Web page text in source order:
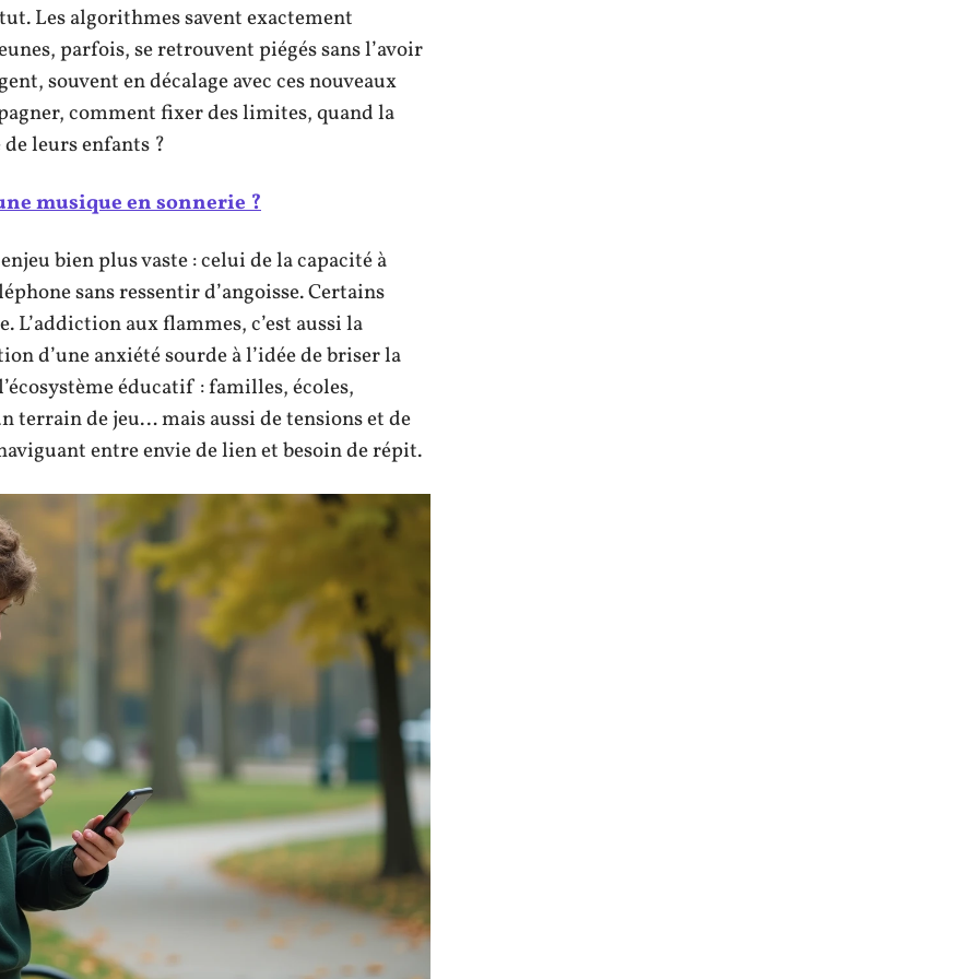
Les algorithmes savent exactement
parfois, se retrouvent piégés sans l’avoir
souvent en décalage avec ces nouveaux
comment fixer des limites, quand la
leurs enfants ?
musique en sonnerie ?
bien plus vaste : celui de la capacité à
sans ressentir d’angoisse. Certains
aux flammes, c’est aussi la
d’une anxiété sourde à l’idée de briser la
éducatif : familles, écoles,
terrain de jeu… mais aussi de tensions et de
entre envie de lien et besoin de répit.